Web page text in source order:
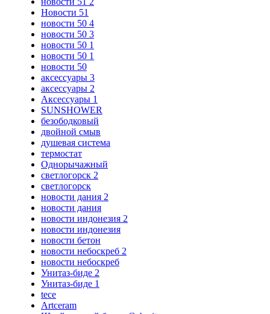
Новости 51
новости 50 4
новости 50 3
новости 50 1
новости 50 1
новости 50
аксессуары 3
аксессуары 2
Аксессуары 1
SUNSHOWER
безободковый
двойной смыв
душевая система
термостат
Однорычажный
светлогорск 2
светлогорск
новости дания 2
новости дания
новости индонезия 2
новости индонезия
новости бетон
новости небоскреб 2
новости небоскреб
Унитаз-биде 2
Унитаз-биде 1
tece
Artceram